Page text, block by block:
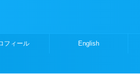
フィール English